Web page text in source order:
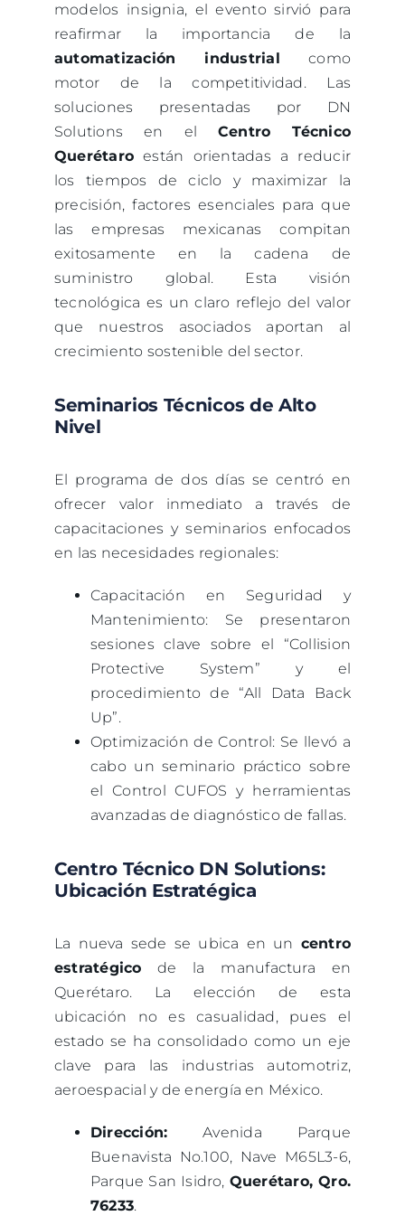
modelos insignia, el evento sirvió para
reafirmar la importancia de la
automatización industrial
como
motor de la competitividad. Las
soluciones presentadas por DN
Solutions en el Centro Técnico
Querétaro están orientadas a reducir
los tiempos de ciclo y maximizar la
precisión, factores esenciales para que
las empresas mexicanas compitan
exitosamente en la cadena de
suministro global. Esta visión
tecnológica es un claro reflejo del valor
que nuestros asociados aportan al
crecimiento sostenible del sector.
Seminarios Técnicos de Alto
Nivel
El programa de dos días se centró en
ofrecer valor inmediato a través de
capacitaciones y seminarios enfocados
en las necesidades regionales:
Capacitación en Seguridad y
Mantenimiento: Se presentaron
sesiones clave sobre el “Collision
Protective System” y el
procedimiento de “All Data Back
Up”.
Optimización de Control: Se llevó a
cabo un seminario práctico sobre
el Control CUFOS y herramientas
avanzadas de diagnóstico de fallas.
Centro Técnico DN Solutions:
Ubicación Estratégica
La nueva sede se ubica en un centro
estratégico de la manufactura en
Querétaro. La elección de esta
ubicación no es casualidad, pues el
estado se ha consolidado como un eje
clave para las industrias automotriz,
aeroespacial y de energía en México.
Dirección: Avenida Parque
Buenavista No.100, Nave M65L3-6,
Parque San Isidro, Querétaro, Qro.
76233.